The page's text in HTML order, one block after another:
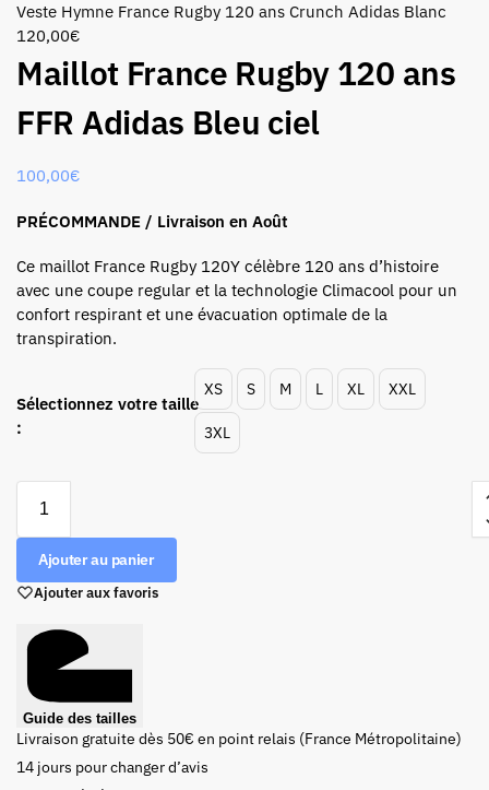
Veste Hymne France Rugby 120 ans Crunch Adidas Blanc
120,00€
Maillot France Rugby 120 ans
FFR Adidas Bleu ciel
100,00€
PRÉCOMMANDE / Livraison en Août
Ce maillot France Rugby 120Y célèbre 120 ans d’histoire
avec une coupe regular et la technologie Climacool pour un
confort respirant et une évacuation optimale de la
transpiration.
Sélectionnez votre taille
:
XS S M L XL XXL
3XL
Ajouter au panier
Ajouter aux favoris
Guide des tailles
Livraison gratuite dès 50€ en point relais (France Métropolitaine)
14 jours pour changer d’avis